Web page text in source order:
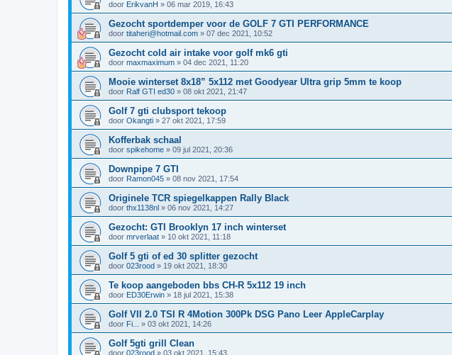
door ErikvanH » 06 mar 2019, 16:43
Gezocht sportdemper voor de GOLF 7 GTI PERFORMANCE
door titaheri@hotmail.com » 07 dec 2021, 10:52
Gezocht cold air intake voor golf mk6 gti
door maxmaximum » 04 dec 2021, 11:20
Mooie winterset 8x18” 5x112 met Goodyear Ultra grip 5mm te koop
door Ralf GTI ed30 » 08 okt 2021, 21:47
Golf 7 gti clubsport tekoop
door Okangti » 27 okt 2021, 17:59
Kofferbak schaal
door spikehome » 09 jul 2021, 20:36
Downpipe 7 GTI
door Ramon045 » 08 nov 2021, 17:54
Originele TCR spiegelkappen Rally Black
door thx1138nl » 06 nov 2021, 14:27
Gezocht: GTI Brooklyn 17 inch winterset
door mrverlaat » 10 okt 2021, 11:18
Golf 5 gti of ed 30 splitter gezocht
door 023rood » 19 okt 2021, 18:30
Te koop aangeboden bbs CH-R 5x112 19 inch
door ED30Erwin » 18 jul 2021, 15:38
Golf VII 2.0 TSI R 4Motion 300Pk DSG Pano Leer AppleCarplay
door Fi... » 03 okt 2021, 14:26
Golf 5gti grill Clean
door 023rood » 03 okt 2021, 15:43